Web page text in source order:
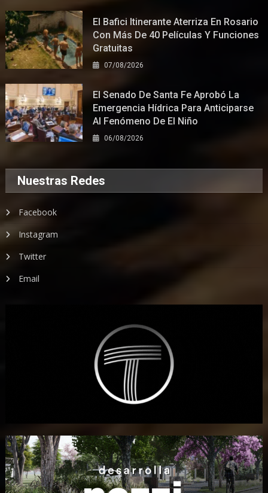
El Bafici Itinerante Aterriza En Rosario
Con Más De 40 Películas Y Funciones
Gratuitas
07/08/2026
El Senado De Santa Fe Aprobó La
Emergencia Hídrica Para Anticiparse
Al Fenómeno De El Niño
06/08/2026
Nuestras Redes
Facebook
Instagram
Twitter
Email